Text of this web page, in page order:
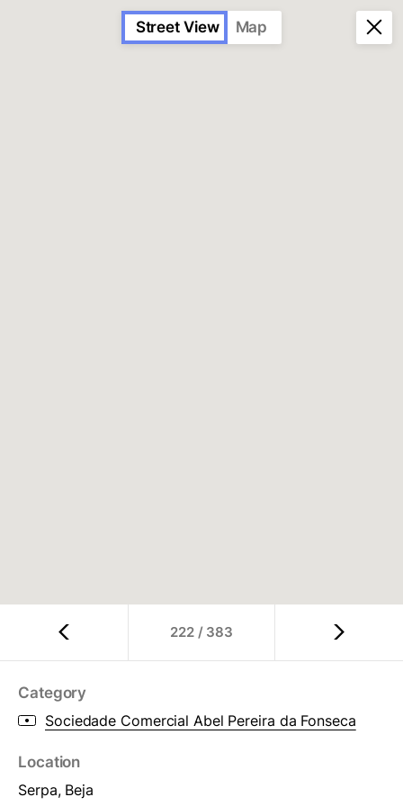
PUBLICITÁRIO
Street View Map
222/ 383
Category
Sociedade Comercial Abel Pereira da Fonseca
Location
Serpa, Beja